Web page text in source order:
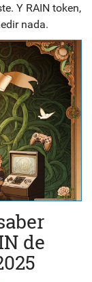
Y RAIN token,
nada.
de